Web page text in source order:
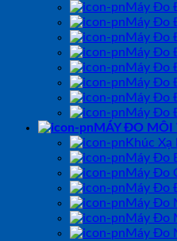
Máy Đo
Máy Đo
Máy Đo
Máy Đo
Máy Đo
Máy Đo
Máy Đo
Máy Đo
MÁY ĐO MÔI
Khúc
Máy Đo
Máy Đo
Máy Đo
Máy Đo
Máy Đo
Máy Đo